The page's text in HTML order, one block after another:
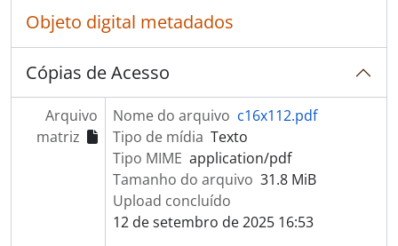
Objeto digital metadados
Cópias de Acesso
Arquivo
matriz
Nome do arquivo c16x112.pdf
Tipo de mídia Texto
Tipo MIME application/pdf
Tamanho do arquivo 31.8 MiB
Upload concluído
12 de setembro de 2025 16:53